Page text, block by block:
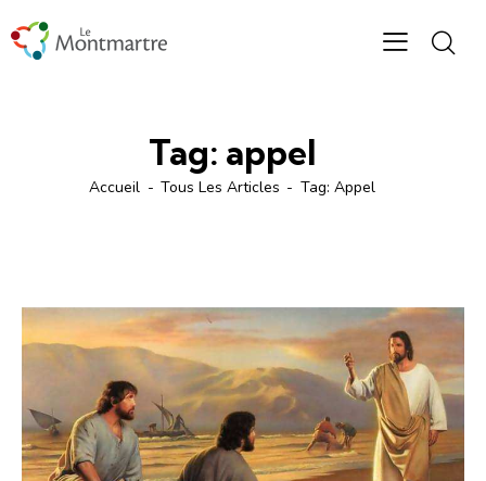
Tag: appel
Accueil Tous Les Articles Tag: Appel